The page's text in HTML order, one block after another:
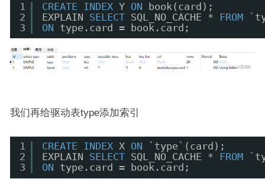
1
2
3
CREATE INDEX Y ON
book(card);
EXPLAIN SELECT SQL_NO_CACHE * FROM
ON
type.card = book.card;
我们再给驱动表type添加索引
1
2
3
CREATE INDEX X ON
`type`(card);
EXPLAIN SELECT SQL_NO_CACHE * FROM
ON
type.card = book.card;